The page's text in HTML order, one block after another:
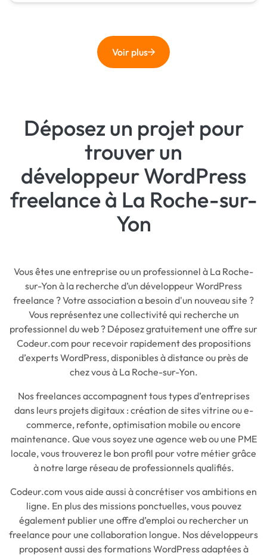
Voir plus
Déposez un projet pour
trouver un
développeur WordPress
freelance à La Roche-sur-
Yon
Vous êtes une entreprise ou un professionnel à La Roche-
sur-Yon à la recherche d’un développeur WordPress
freelance ? Votre association a besoin d'un nouveau site ?
Vous représentez une collectivité qui recherche un
professionnel du web ? Déposez gratuitement une offre sur
Codeur.com pour recevoir rapidement des propositions
d’experts WordPress, disponibles à distance ou près de
chez vous à La Roche-sur-Yon.
Nos freelances accompagnent tous types d’entreprises
dans leurs projets digitaux : création de sites vitrine ou e-
commerce, refonte, optimisation mobile ou encore
maintenance. Que vous soyez une agence web ou une PME
locale, vous trouverez le bon profil pour votre métier grâce
à notre large réseau de professionnels qualifiés.
Codeur.com vous aide aussi à concrétiser vos ambitions en
ligne. En plus des missions ponctuelles, vous pouvez
également publier une offre d’emploi ou rechercher un
freelance pour une collaboration longue. Nos développeurs
proposent aussi des formations WordPress adaptées à